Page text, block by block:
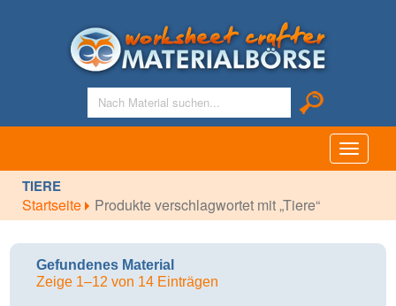
Toggle
TIERE
Startseite Produkte verschlagwortet mit „Tiere“
Gefundenes Material
Zeige 1–12 von 14 Einträgen